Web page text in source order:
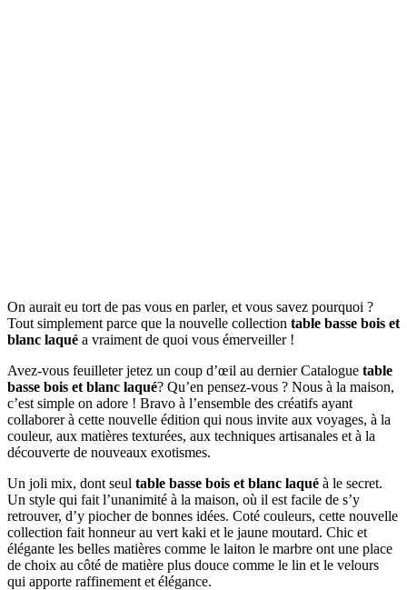
On aurait eu tort de pas vous en parler, et vous savez pourquoi ?
Tout simplement parce que la nouvelle collection table basse bois et
blanc laqué a vraiment de quoi vous émerveiller !
Avez-vous feuilleter jetez un coup d’œil au dernier Catalogue table
basse bois et blanc laqué? Qu’en pensez-vous ? Nous à la maison,
c’est simple on adore ! Bravo à l’ensemble des créatifs ayant
collaborer à cette nouvelle édition qui nous invite aux voyages, à la
couleur, aux matières texturées, aux techniques artisanales et à la
découverte de nouveaux exotismes.
Un joli mix, dont seul table basse bois et blanc laqué à le secret.
Un style qui fait l’unanimité à la maison, où il est facile de s’y
retrouver, d’y piocher de bonnes idées. Coté couleurs, cette nouvelle
collection fait honneur au vert kaki et le jaune moutard. Chic et
élégante les belles matières comme le laiton le marbre ont une place
de choix au côté de matière plus douce comme le lin et le velours
qui apporte raffinement et élégance.